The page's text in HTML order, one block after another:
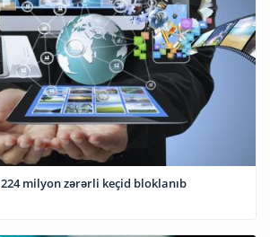
Azərbaycanda bu il 224 milyon zərərli keçid bloklanıb